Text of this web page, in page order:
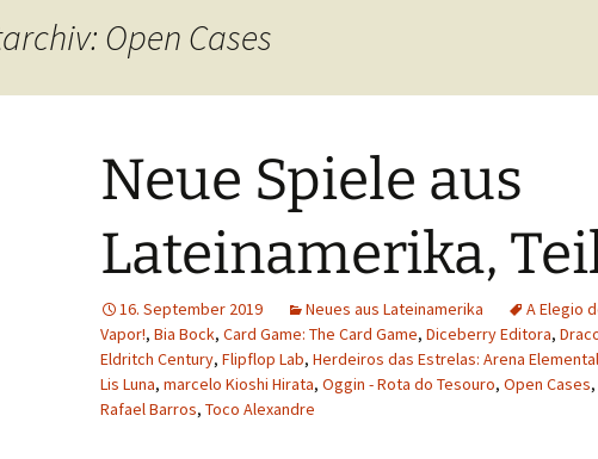
Verlagsliste Brasilien
Verlagsliste Costa Rica
Verlagsliste Ecuador
Verlagsliste Guatemala
Pari
Schiebung
Topfrosch
Tricky Bid
Unmöglich!?/Débrouille-
toi!
Open Cases
Neue Spiele aus
Lateinamerika,
16. September 2019 Neues aus Lateinamerika A Elegio
Vapor!, Bia Bock, Card Game: The Card Game, Diceberry Editora,
Eldritch Century, Flipflop Lab, Herdeiros das Estrelas: Arena Elemental
Lis Luna, marcelo Kioshi Hirata, Oggin - Rota do Tesouro, Open Cases,
Rafael Barros, Toco Alexandre